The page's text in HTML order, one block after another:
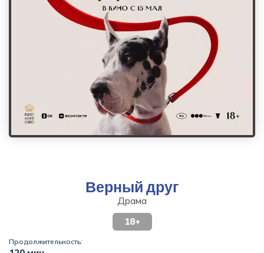
Верный друг
Драма
18+
Продолжительность: